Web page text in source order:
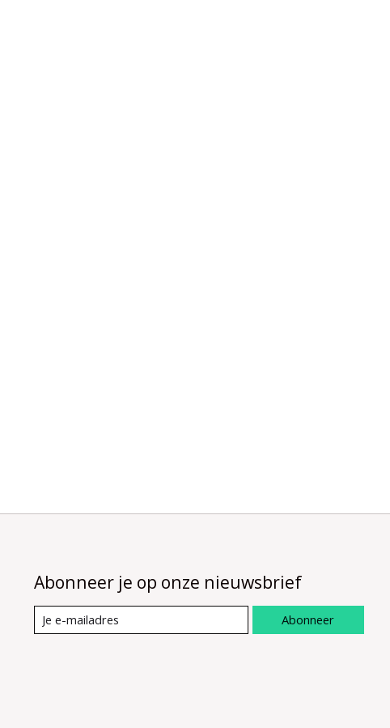
Abonneer je op onze nieuwsbrief
Abonneer